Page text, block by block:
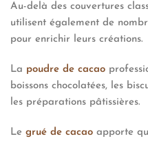
Au-delà des couvertures
utilisent également de
pour enrichir leurs créations.
La poudre de cacao
boissons chocolatées, les
les préparations pâtissières.
Le grué de cacao apporte